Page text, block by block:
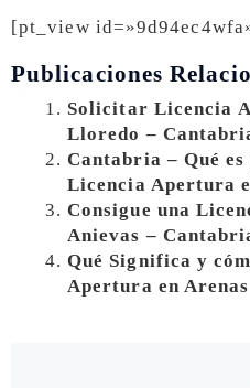
[pt_view
Publicaciones
Solicitar Licencia
Lloredo –
Cantabria – Qué
Licencia Apertura
Consigue una
Anievas –
Qué Significa y
Apertura en